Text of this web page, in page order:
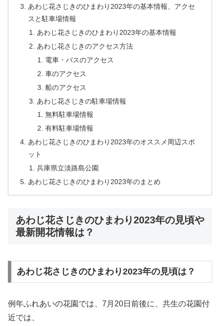
あわじ花さじきのひまわり2023年の基本情報、アクセ
スと駐車場情報
あわじ花さじきのひまわり2023年の基本情報
あわじ花さじきのアクセス方法
電車・バスのアクセス
車のアクセス
船のアクセス
あわじ花さじきの駐車場情報
無料駐車場情報
有料駐車場情報
あわじ花さじきのひまわり2023年のオススメ周辺スポ
ット
兵庫県立淡路島公園
あわじ花さじきのひまわり2023年のまとめ
あわじ花さじきのひまわり2023年の見頃や
最新開花情報は？
あわじ花さじきのひまわり2023年の見頃は？
例年ふれあいの花園では、7月20日前後に、共生の花園付
近では、